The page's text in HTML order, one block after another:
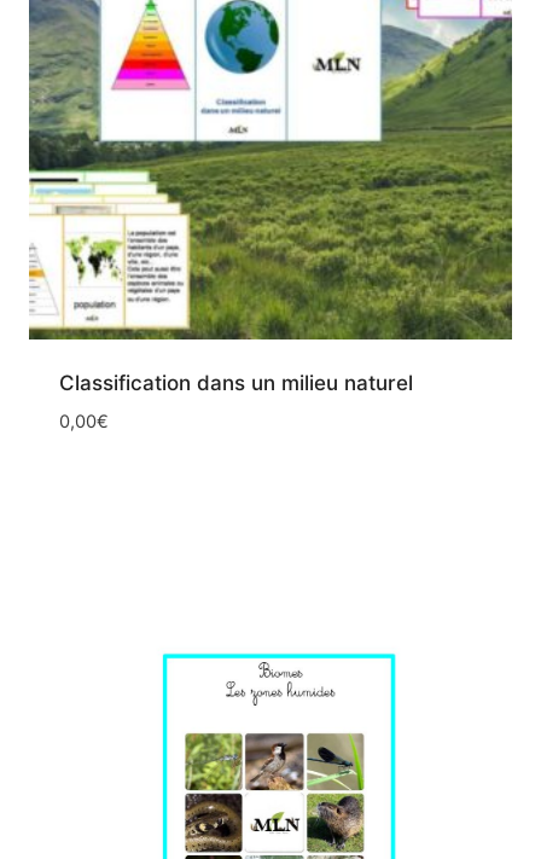
Classification dans un milieu naturel
0,00€